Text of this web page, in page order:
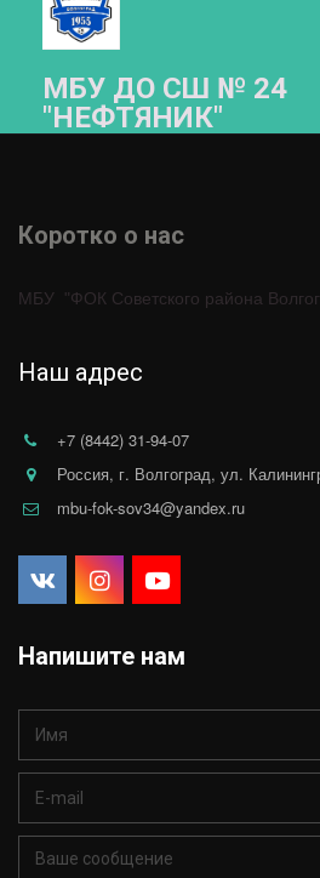
МБУ ДО СШ № 24
"НЕФТЯНИК"­­
Коротко о нас
МБУ  "ФОК Советского района
Наш адрес
+7 (8442) 31-94-07
Россия, г. Волгоград, ул.
mbu-fok-sov34@yandex.ru
Напишите нам